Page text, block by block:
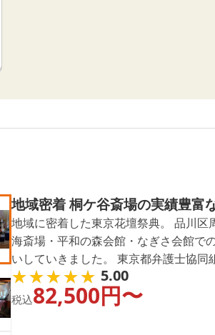
地域密着 桐ケ谷斎場の実績豊富
地域に密着した東京花壇祭典。 品川区
海斎場・平和の森会館・なぎさ会館で
いしていきました。 東京都弁護士協同
ている実績もございます。 品川区周辺
る方はお問合せください。
★★★★★
★★★★★ 5.00
税込82,500円〜